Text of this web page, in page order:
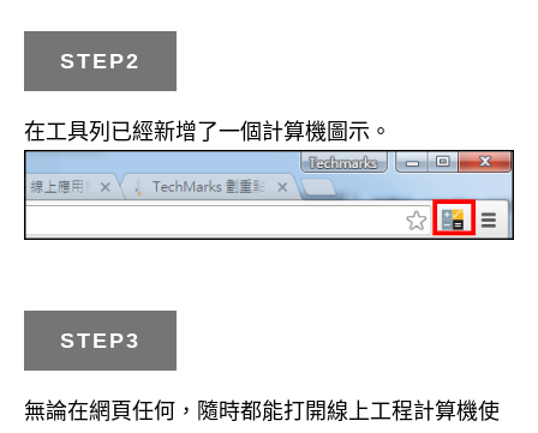
STEP2
在工具列已經新增了一個計算機圖示。
STEP3
無論在網頁任何，隨時都能打開線上工程計算機使